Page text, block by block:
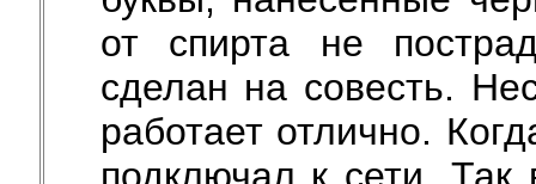
от спирта не
сделан на совесть.
работает отлично.